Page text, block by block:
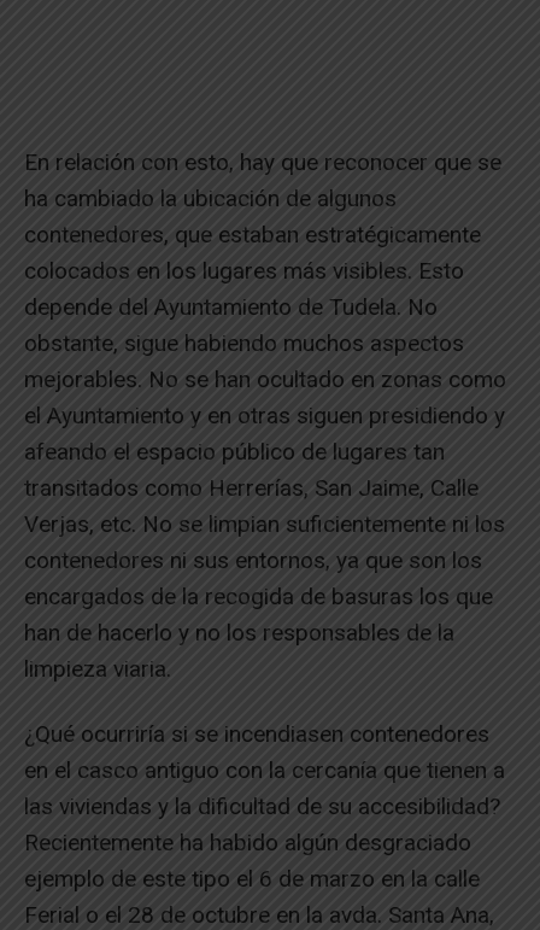
En relación con esto, hay que reconocer que se
ha cambiado la ubicación de algunos
contenedores, que estaban estratégicamente
colocados en los lugares más visibles. Esto
depende del Ayuntamiento de Tudela. No
obstante, sigue habiendo muchos aspectos
mejorables. No se han ocultado en zonas como
el Ayuntamiento y en otras siguen presidiendo y
afeando el espacio público de lugares tan
transitados como Herrerías, San Jaime, Calle
Verjas, etc. No se limpian suficientemente ni los
contenedores ni sus entornos, ya que son los
encargados de la recogida de basuras los que
han de hacerlo y no los responsables de la
limpieza viaria.
¿Qué ocurriría si se incendiasen contenedores
en el casco antiguo con la cercanía que tienen a
las viviendas y la dificultad de su accesibilidad?
Recientemente ha habido algún desgraciado
ejemplo de este tipo el 6 de marzo en la calle
Ferial o el 28 de octubre en la avda. Santa Ana,